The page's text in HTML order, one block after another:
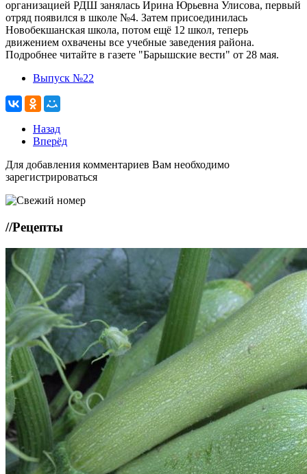
организацией РДШ занялась Ирина Юрьевна Улисова, первый
отряд появился в школе №4. Затем присоединилась
Новобекшанская школа, потом ещё 12 школ, теперь
движением охвачены все учебные заведения района.
Подробнее читайте в газете "Барышские вести" от 28 мая.
Выпуск №22
Назад
Вперёд
Для добавления комментариев Вам необходимо
зарегистрироваться
//Рецепты